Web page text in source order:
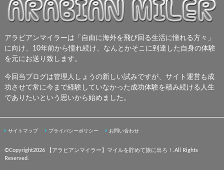
アラビアンマイラーは「自由に海外を飛び回る生活に憧れる方々」
に向け、10年前から憧れ続け、なんとかそこに到達した自身の体験
を元にお送り致します。
今回当ブログは管理人しょうの新しい試みですが、サイト運営も成
功させて常に今まで経験していなかった成功体験を積み続ける人生
でありたいという思いから始めました。
サイトマップ プライバシーポリシー お問い合わせ
©Copyright2026 【アラビアンマイラー】マイルを貯めて旅に出ろ！ .All Rights
Reserved.